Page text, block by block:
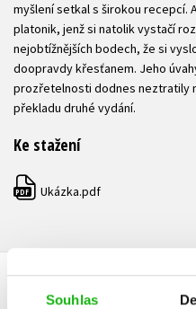
Souhlas
myšlení setkal s širokou recepcí.
platonik, jenž si natolik vystačí
nejobtížnějších bodech, že si
doopravdy křesťanem. Jeho
prozřetelnosti dodnes neztratily
překladu druhé vydání.
Ke stažení
PDF Ukázka.pdf
HODNOCENÍ ČTENÁŘŮ